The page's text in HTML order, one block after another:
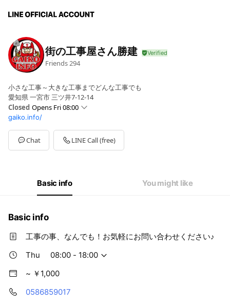
街の工事屋さん勝建
Friends 294
小さな工事～大きな工事までどんな工事でも
愛知県 一宮市 三ツ井7-12-14
Closed Opens Fri 08:00
Sun08:00 - 18:00
Mon08:00 - 18:00
Tue08:00 - 18:00
Wed08:00 - 18:00
08:00 - 18:00
gaiko.info/
Chat LINE Call (free)
Basic info You might like
Basic info
工事の事、なんでも！お気軽にお問い合わせください♪
Thu
08:00 - 18:00
~ ￥1,000
0586859017